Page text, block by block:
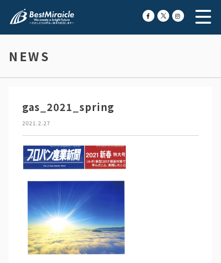
NEWS
gas_2021_spring
2021.2.27